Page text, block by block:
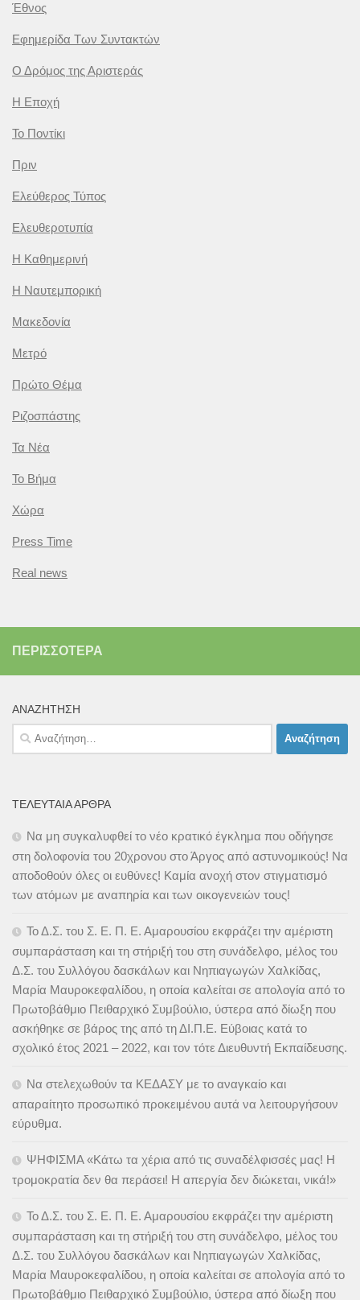
Έθνος
Εφημερίδα Των Συντακτών
Ο Δρόμος της Αριστεράς
Η Εποχή
Το Ποντίκι
Πριν
Ελεύθερος Τύπος
Ελευθεροτυπία
Η Καθημερινή
Η Ναυτεμπορική
Μακεδονία
Μετρό
Πρώτο Θέμα
Ριζοσπάστης
Τα Νέα
Το Βήμα
Χώρα
Press Time
Real news
ΠΕΡΙΣΣΌΤΕΡΑ
ΑΝΑΖΉΤΗΣΗ
Αναζήτηση
για:
ΤΕΛΕΥΤΑΊΑ ΆΡΘΡΑ
Να μη συγκαλυφθεί το νέο κρατικό έγκλημα που οδήγησε
στη δολοφονία του 20χρονου στο Άργος από αστυνομικούς! Να
αποδοθούν όλες οι ευθύνες! Καμία ανοχή στον στιγματισμό
των ατόμων με αναπηρία και των οικογενειών τους!
Το Δ.Σ. του Σ. Ε. Π. Ε. Αμαρουσίου εκφράζει την αμέριστη
συμπαράσταση και τη στήριξή του στη συνάδελφο, μέλος του
Δ.Σ. του Συλλόγου δασκάλων και Νηπιαγωγών Χαλκίδας,
Μαρία Μαυροκεφαλίδου, η οποία καλείται σε απολογία από το
Πρωτοβάθμιο Πειθαρχικό Συμβούλιο, ύστερα από δίωξη που
ασκήθηκε σε βάρος της από τη ΔΙ.Π.Ε. Εύβοιας κατά το
σχολικό έτος 2021 – 2022, και τον τότε Διευθυντή Εκπαίδευσης.
Να στελεχωθούν τα ΚΕΔΑΣΥ με το αναγκαίο και
απαραίτητο προσωπικό προκειμένου αυτά να λειτουργήσουν
εύρυθμα.
ΨΗΦΙΣΜΑ «Κάτω τα χέρια από τις συναδέλφισσές μας! Η
τρομοκρατία δεν θα περάσει! Η απεργία δεν διώκεται, νικά!»
Το Δ.Σ. του Σ. Ε. Π. Ε. Αμαρουσίου εκφράζει την αμέριστη
συμπαράσταση και τη στήριξή του στη συνάδελφο, μέλος του
Δ.Σ. του Συλλόγου δασκάλων και Νηπιαγωγών Χαλκίδας,
Μαρία Μαυροκεφαλίδου, η οποία καλείται σε απολογία από το
Πρωτοβάθμιο Πειθαρχικό Συμβούλιο, ύστερα από δίωξη που